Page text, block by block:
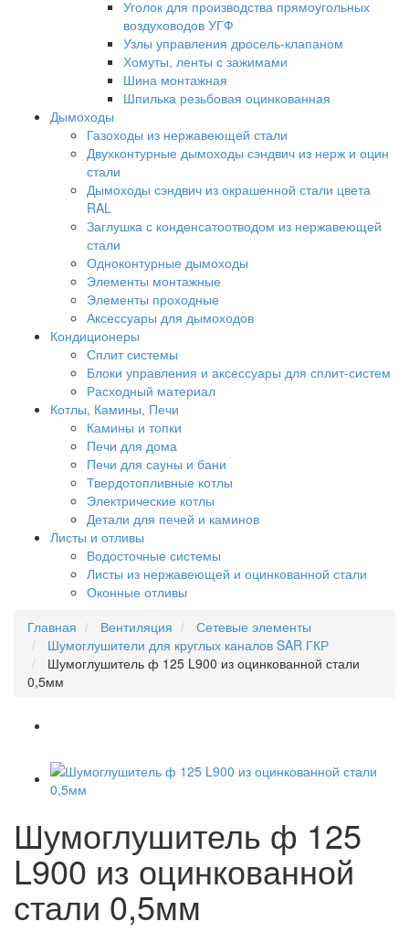
Уголок для производства прямоугольных
воздуховодов УГФ
Узлы управления дросель-клапаном
Хомуты, ленты с зажимами
Шина монтажная
Шпилька резьбовая оцинкованная
Дымоходы
Газоходы из нержавеющей стали
Двухконтурные дымоходы сэндвич из нерж и оцин
стали
Дымоходы сэндвич из окрашенной стали цвета
RAL
Заглушка с конденсатоотводом из нержавеющей
стали
Одноконтурные дымоходы
Элементы монтажные
Элементы проходные
Аксессуары для дымоходов
Кондиционеры
Сплит системы
Блоки управления и аксессуары для сплит-систем
Расходный материал
Котлы, Камины, Печи
Камины и топки
Печи для дома
Печи для сауны и бани
Твердотопливные котлы
Электрические котлы
Детали для печей и каминов
Листы и отливы
Водосточные системы
Листы из нержавеющей и оцинкованной стали
Оконные отливы
Главная
Вентиляция
Сетевые элементы
Шумоглушители для круглых каналов SAR ГКР
Шумоглушитель ф 125 L900 из оцинкованной стали
0,5мм
Шумоглушитель ф 125
L900 из оцинкованной
стали 0,5мм